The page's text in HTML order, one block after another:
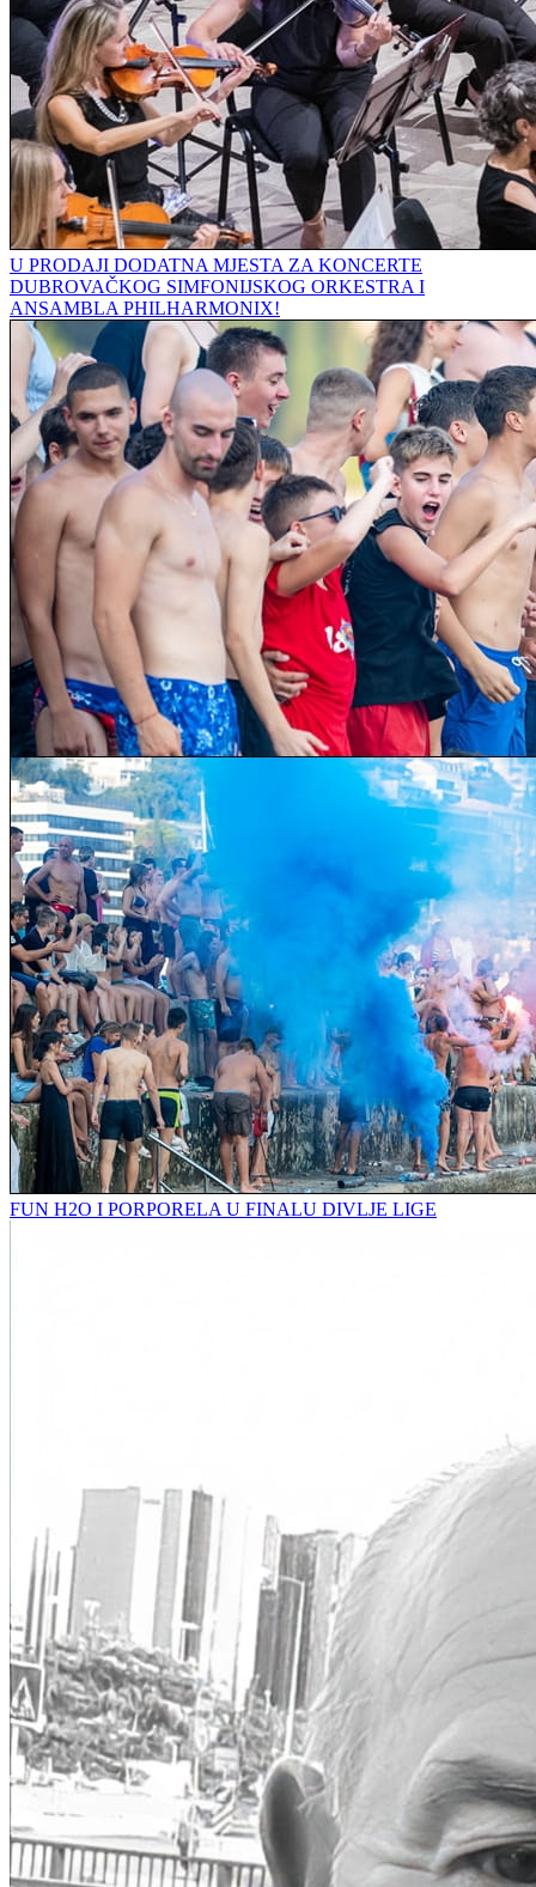
U PRODAJI DODATNA MJESTA ZA KONCERTE
DUBROVAČKOG SIMFONIJSKOG ORKESTRA I
ANSAMBLA PHILHARMONIX!
FUN H2O I PORPORELA U FINALU DIVLJE LIGE